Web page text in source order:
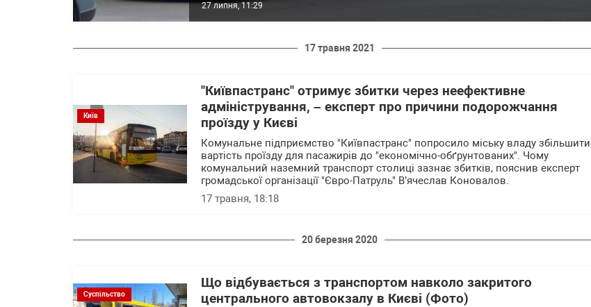
27 липня, 11:29
17 травня 2021
Київ
"Київпастранс" отримує збитки через неефективне
адміністрування, – експерт про причини подорожчання
проїзду у Києві
Комунальне підприємство "Київпастранс" попросило міську владу збільшити
вартість проїзду для пасажирів до "економічно-обґрунтованих". Чому
комунальний наземний транспорт столиці зазнає збитків, пояснив експерт
громадської організації "Євро-Патруль" В’ячеслав Коновалов.
17 травня, 18:18
20 березня 2020
Суспільство
Що відбувається з транспортом навколо закритого
центрального автовокзалу в Києві (Фото)